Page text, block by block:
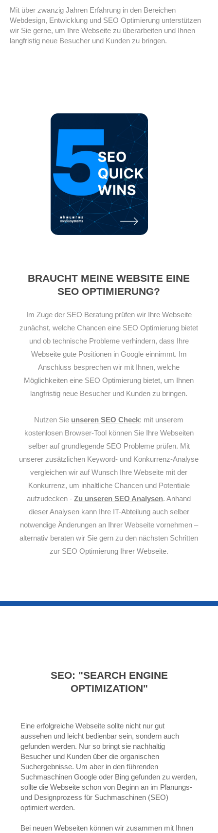
Mit über zwanzig Jahren Erfahrung in den Bereichen
Webdesign, Entwicklung und SEO Optimierung unterstützen
wir Sie gerne, um Ihre Webseite zu überarbeiten und Ihnen
langfristig neue Besucher und Kunden zu bringen.
BRAUCHT MEINE WEBSITE EINE
SEO OPTIMIERUNG?
Im Zuge der SEO Beratung prüfen wir Ihre Webseite
zunächst, welche Chancen eine SEO Optimierung bietet
und ob technische Probleme verhindern, dass Ihre
Webseite gute Positionen in Google einnimmt. Im
Anschluss besprechen wir mit Ihnen, welche
Möglichkeiten eine SEO Optimierung bietet, um Ihnen
langfristig neue Besucher und Kunden zu bringen.
Nutzen Sie unseren SEO Check: mit unserem
kostenlosen Browser-Tool können Sie Ihre Webseiten
selber auf grundlegende SEO Probleme prüfen. Mit
unserer zusätzlichen Keyword- und Konkurrenz-Analyse
vergleichen wir auf Wunsch Ihre Webseite mit der
Konkurrenz, um inhaltliche Chancen und Potentiale
aufzudecken -Zu unseren SEO Analysen. Anhand
dieser Analysen kann Ihre IT-Abteilung auch selber
notwendige Änderungen an Ihrer Webseite vornehmen –
alternativ beraten wir Sie gern zu den nächsten Schritten
zur SEO Optimierung Ihrer Webseite.
SEO: "SEARCH ENGINE
OPTIMIZATION"
Eine erfolgreiche Webseite sollte nicht nur gut
aussehen und leicht bedienbar sein, sondern auch
gefunden werden. Nur so bringt sie nachhaltig
Besucher und Kunden über die organischen
Suchergebnisse. Um aber in den führenden
Suchmaschinen Google oder Bing gefunden zu werden,
sollte die Webseite schon von Beginn an im Planungs-
und Designprozess für Suchmaschinen (SEO)
optimiert werden.
Bei neuen Webseiten können wir zusammen mit Ihnen